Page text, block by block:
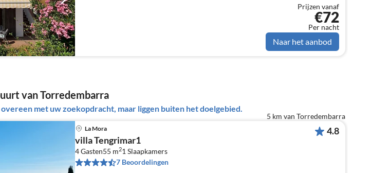
Prijzen vanaf
€72
Per nacht
Naar het aanbod
van Torredembarra
met uw zoekopdracht, maar liggen buiten het doelgebied.
5 km van Torredembarra
La Mora
villa Tengrimar1
4 Gasten55 m21 Slaapkamers
7 Beoordelingen
4.8